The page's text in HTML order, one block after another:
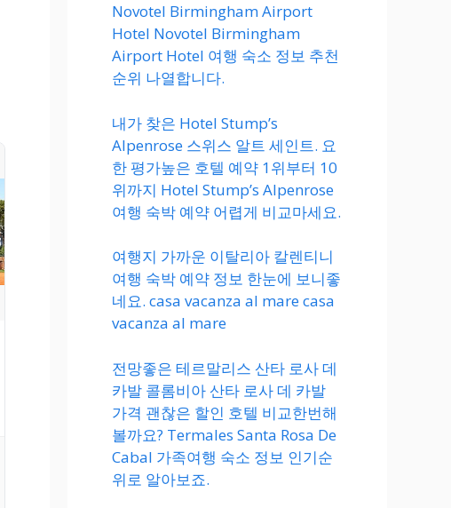
Novotel Birmingham Airport
Hotel Novotel Birmingham
Airport Hotel 여행 숙소 정보 추천
순위 나열합니다.
내가 찾은 Hotel Stump’s
Alpenrose 스위스 알트 세인트. 요
한 평가높은 호텔 예약 1위부터 10
위까지 Hotel Stump’s Alpenrose
여행 숙박 예약 어렵게 비교마세요.
여행지 가까운 이탈리아 칼렌티니
여행 숙박 예약 정보 한눈에 보니좋
네요. casa vacanza al mare casa
vacanza al mare
전망좋은 테르말리스 산타 로사 데
카발 콜롬비아 산타 로사 데 카발
가격 괜찮은 할인 호텔 비교한번해
볼까요? Termales Santa Rosa De
Cabal 가족여행 숙소 정보 인기순
위로 알아보죠.